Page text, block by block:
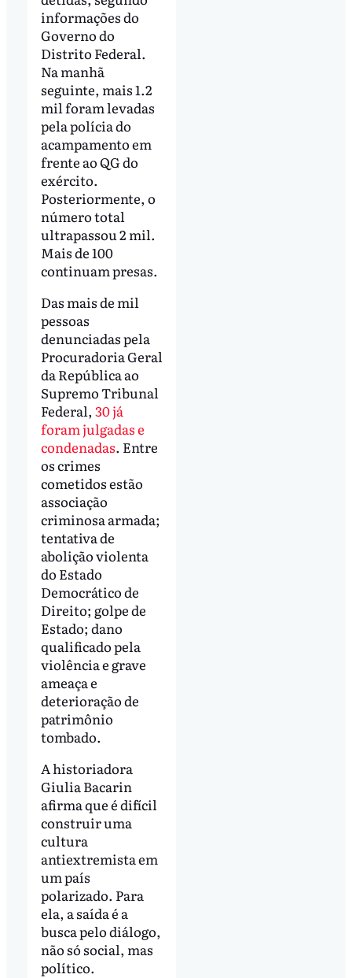
informações do
Governo do
Distrito Federal.
Na manhã
seguinte, mais 1.2
mil foram levadas
pela polícia do
acampamento em
frente ao QG do
exército.
Posteriormente, o
número total
ultrapassou 2 mil.
Mais de 100
continuam presas.
Das mais de mil
pessoas
denunciadas pela
Procuradoria Geral
da República ao
Supremo Tribunal
Federal, 30 já
foram julgadas e
condenadas. Entre
os crimes
cometidos estão
associação
criminosa armada;
tentativa de
abolição violenta
do Estado
Democrático de
Direito; golpe de
Estado; dano
qualificado pela
violência e grave
ameaça e
deterioração de
patrimônio
tombado.
A historiadora
Giulia Bacarin
afirma que é difícil
construir uma
cultura
antiextremista em
um país
polarizado. Para
ela, a saída é a
busca pelo diálogo,
não só social, mas
político.